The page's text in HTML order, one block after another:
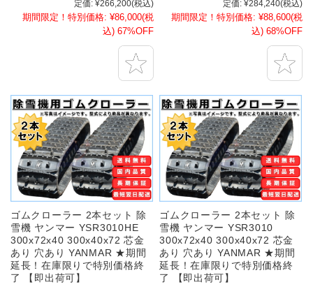
定価: ¥266,200(税込)
期間限定！特別価格: ¥86,000(税
込) 67%OFF
定価: ¥284,240(税込)
期間限定！特別価格: ¥88,600(税
込) 68%OFF
ゴムクローラー 2本セット 除
雪機 ヤンマー YSR3010HE
300x72x40 300x40x72 芯金
あり 穴あり YANMAR ★期間
延長！在庫限りで特別価格終
了 【即出荷可】
ゴムクローラー 2本セット 除
雪機 ヤンマー YSR3010
300x72x40 300x40x72 芯金
あり 穴あり YANMAR ★期間
延長！在庫限りで特別価格終
了 【即出荷可】